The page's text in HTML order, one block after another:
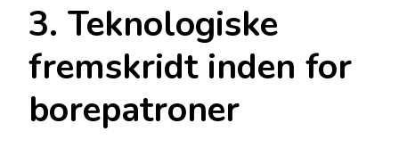
3. Teknologiske
fremskridt inden for
borepatroner